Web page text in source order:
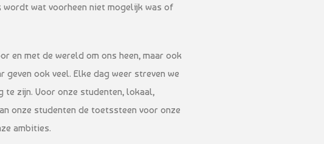
wordt wat voorheen niet mogelijk was of
en met de wereld om ons heen, maar ook
geven ook veel. Elke dag weer streven we
te zijn. Voor onze studenten, lokaal,
onze studenten de toetssteen voor onze
ambities.